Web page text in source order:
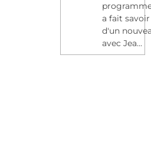
a fait
d'un
avec Jea...